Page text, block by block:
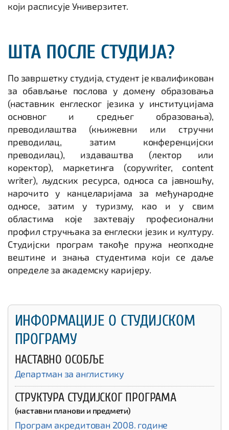
који расписује Универзитет.
ШТА ПОСЛЕ СТУДИЈА?
По завршетку студија, студент је квалификован
за обављање послова у домену образовања
(наставник енглеског језика у институцијама
основног и средњег образовања),
преводилаштва (књижевни или стручни
преводилац, затим конференцијски
преводилац), издаваштва (лектор или
коректор), маркетинга (copywriter, content
writer), људских ресурса, односа са јавношћу,
нарочито у канцеларијама за међународне
односе, затим у туризму, као и у свим
областима које захтевају професионални
профил стручњака за енглески језик и културу.
Студијски програм такође пружа неопходне
вештине и знања студентима који се даље
определе за академску каријеру.
ИНФОРМАЦИЈЕ О СТУДИЈСКОМ
ПРОГРАМУ
НАСТАВНО ОСОБЉЕ
Департман за англистику
СТРУКТУРА СТУДИЈСКОГ ПРОГРАМА
(наставни планови и предмети)
Програм акредитован 2008. године